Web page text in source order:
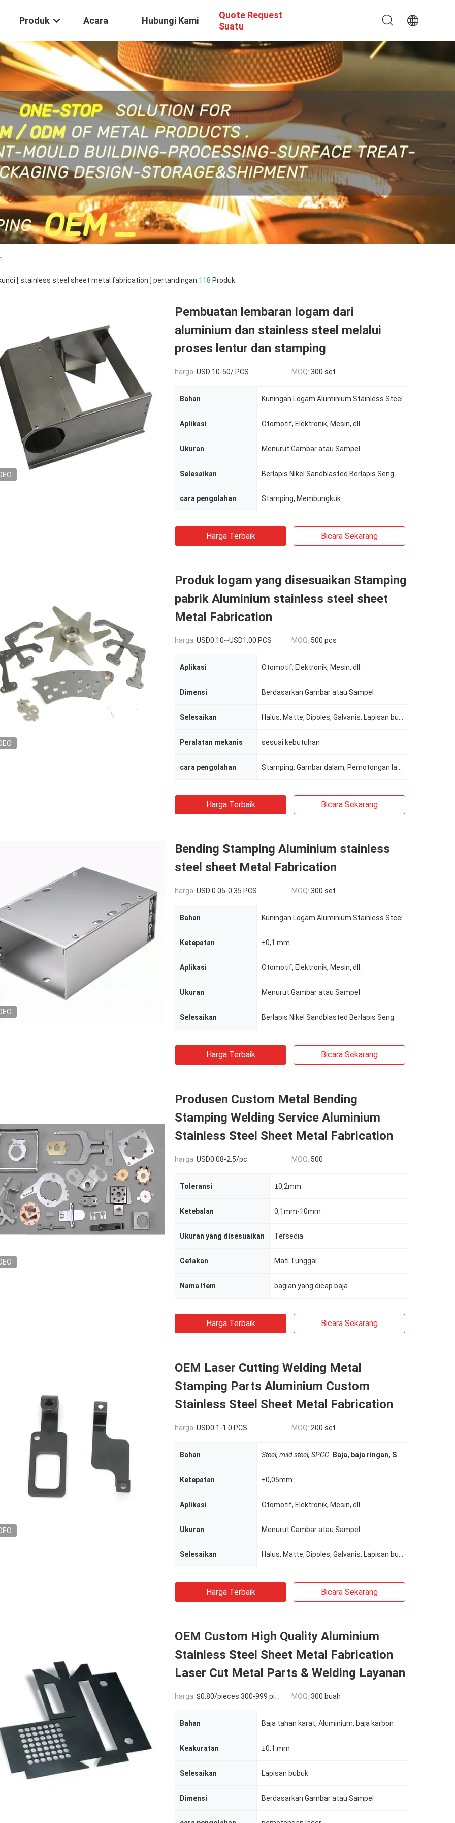
Produk Acara Hubungi Kami
Quote Request
Suatu
[ stainless steel sheet metal fabrication ] pertandingan 118 Produk.
Pembuatan lembaran logam dari
aluminium dan stainless steel melalui
proses lentur dan stamping
harga: USD 10-50/ PCS MOQ: 300 set
Bahan Kuningan Logam Aluminium Stainless Steel
Aplikasi Otomotif, Elektronik, Mesin, dll.
Ukuran Menurut Gambar atau Sampel
Selesaikan Berlapis Nikel Sandblasted Berlapis Seng
cara pengolahan Stamping, Membungkuk
Harga Terbaik Bicara Sekarang
Produk logam yang disesuaikan Stamping
pabrik Aluminium stainless steel sheet
Metal Fabrication
harga: USD0.10~USD1.00 PCS MOQ: 500 pcs
Aplikasi Otomotif, Elektronik, Mesin, dll.
Dimensi Berdasarkan Gambar atau Sampel
Selesaikan
Peralatan mekanis sesuai kebutuhan
cara pengolahan
Harga Terbaik Bicara Sekarang
Bending Stamping Aluminium stainless
steel sheet Metal Fabrication
harga: USD 0.05-0.35 PCS MOQ: 300 set
Bahan Kuningan Logam Aluminium Stainless Steel
Ketepatan ±0,1 mm
Aplikasi Otomotif, Elektronik, Mesin, dll.
Ukuran Menurut Gambar atau Sampel
Selesaikan Berlapis Nikel Sandblasted Berlapis Seng
Harga Terbaik Bicara Sekarang
Produsen Custom Metal Bending
Stamping Welding Service Aluminium
Stainless Steel Sheet Metal Fabrication
harga: USD0.08-2.5/pc MOQ: 500
Toleransi ±0,2mm
Ketebalan 0,1mm-10mm
Ukuran yang disesuaikan Tersedia
Cetakan Mati Tunggal
Nama Item bagian yang dicap baja
Harga Terbaik Bicara Sekarang
OEM Laser Cutting Welding Metal
Stamping Parts Aluminium Custom
Stainless Steel Sheet Metal Fabrication
harga: USD0.1-1.0 PCS MOQ: 200 set
Bahan Steel, mild steel, SPCC. Baja, baja ringan, SPCC.
Ketepatan ±0,05mm
Aplikasi Otomotif, Elektronik, Mesin, dll.
Ukuran Menurut Gambar atau Sampel
Selesaikan
Harga Terbaik Bicara Sekarang
OEM Custom High Quality Aluminium
Stainless Steel Sheet Metal Fabrication
Laser Cut Metal Parts & Welding Layanan
harga: $0.80/pieces 300-999 pieces MOQ: 300 buah
Bahan Baja tahan karat, Aluminium, baja karbon
Keakuratan ±0,1 mm
Selesaikan Lapisan bubuk
Dimensi Berdasarkan Gambar atau Sampel